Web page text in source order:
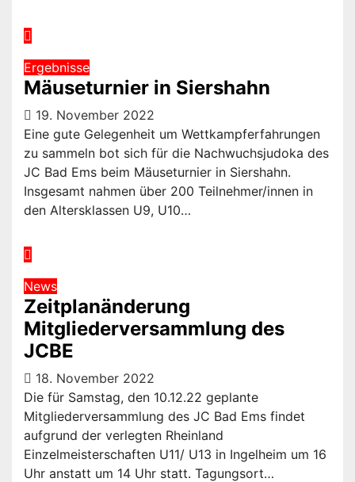
Ergebnisse
Mäuseturnier in Siershahn
19. November 2022
Eine gute Gelegenheit um Wettkampferfahrungen
zu sammeln bot sich für die Nachwuchsjudoka des
JC Bad Ems beim Mäuseturnier in Siershahn.
Insgesamt nahmen über 200 Teilnehmer/innen in
den Altersklassen U9, U10…
News
Zeitplanänderung
Mitgliederversammlung des
JCBE
18. November 2022
Die für Samstag, den 10.12.22 geplante
Mitgliederversammlung des JC Bad Ems findet
aufgrund der verlegten Rheinland
Einzelmeisterschaften U11/ U13 in Ingelheim um 16
Uhr anstatt um 14 Uhr statt. Tagungsort…